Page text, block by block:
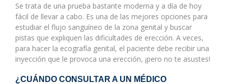
Se trata de una prueba bastante moderna y a día de hoy
fácil de llevar a cabo. Es una de las mejores opciones para
estudiar el flujo sanguíneo de la zona genital y buscar
pistas que expliquen las dificultades de erección. A veces,
para hacer la ecografía genital, el paciente debe recibir una
inyección que le provoca una erección, ¡pero no te asustes!
¿CUÁNDO CONSULTAR A UN MÉDICO